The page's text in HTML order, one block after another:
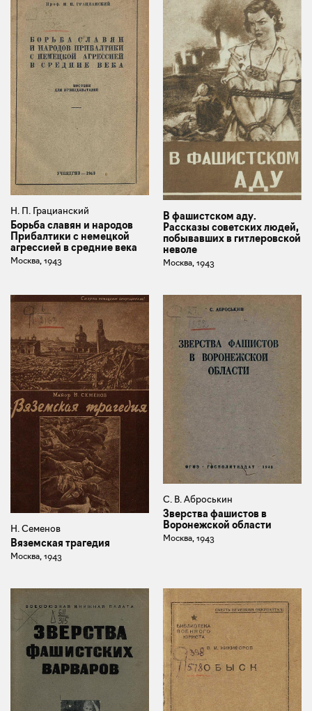
Н. П. Грацианский
Борьба славян и народов
Прибалтики с немецкой
агрессией в средние века
Москва, 1943
В фашистском аду.
Рассказы советских людей,
побывавших в гитлеровской
неволе
Москва, 1943
Н. Семенов
Вяземская трагедия
Москва, 1943
С. В. Аброськин
Зверства фашистов в
Воронежской области
Москва, 1943